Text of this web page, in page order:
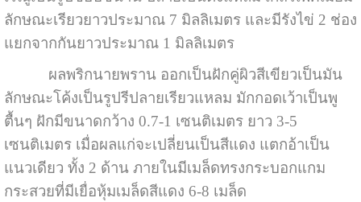
ลักษณะเรียวยาวประมาณ 7 มิลลิเมตร และมีรังไข่ 2 ช่อง
แยกจากกันยาวประมาณ 1 มิลลิเมตร
ผลพริกนายพราน ออกเป็นฝักคู่ผิวสีเขียวเป็นมัน
ลักษณะโค้งเป็นรูปรีปลายเรียวแหลม มักกอดเว้าเป็นพู
ตื้นๆ ฝักมีขนาดกว้าง 0.7-1 เซนติเมตร ยาว 3-5
เซนติเมตร เมื่อผลแก่จะเปลี่ยนเป็นสีแดง แตกอ้าเป็น
แนวเดียว ทั้ง 2 ด้าน ภายในมีเมล็ดทรงกระบอกแกม
กระสวยที่มีเยื่อหุ้มเมล็ดสีแดง 6-8 เมล็ด